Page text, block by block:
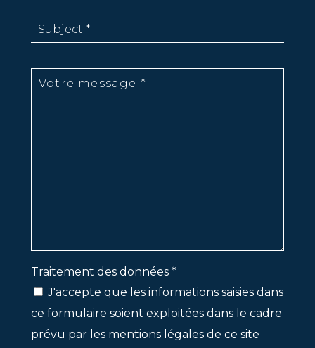
Traitement des données *
J'accepte que les informations saisies dans
ce formulaire soient exploitées dans le cadre
prévu par les mentions légales de ce site